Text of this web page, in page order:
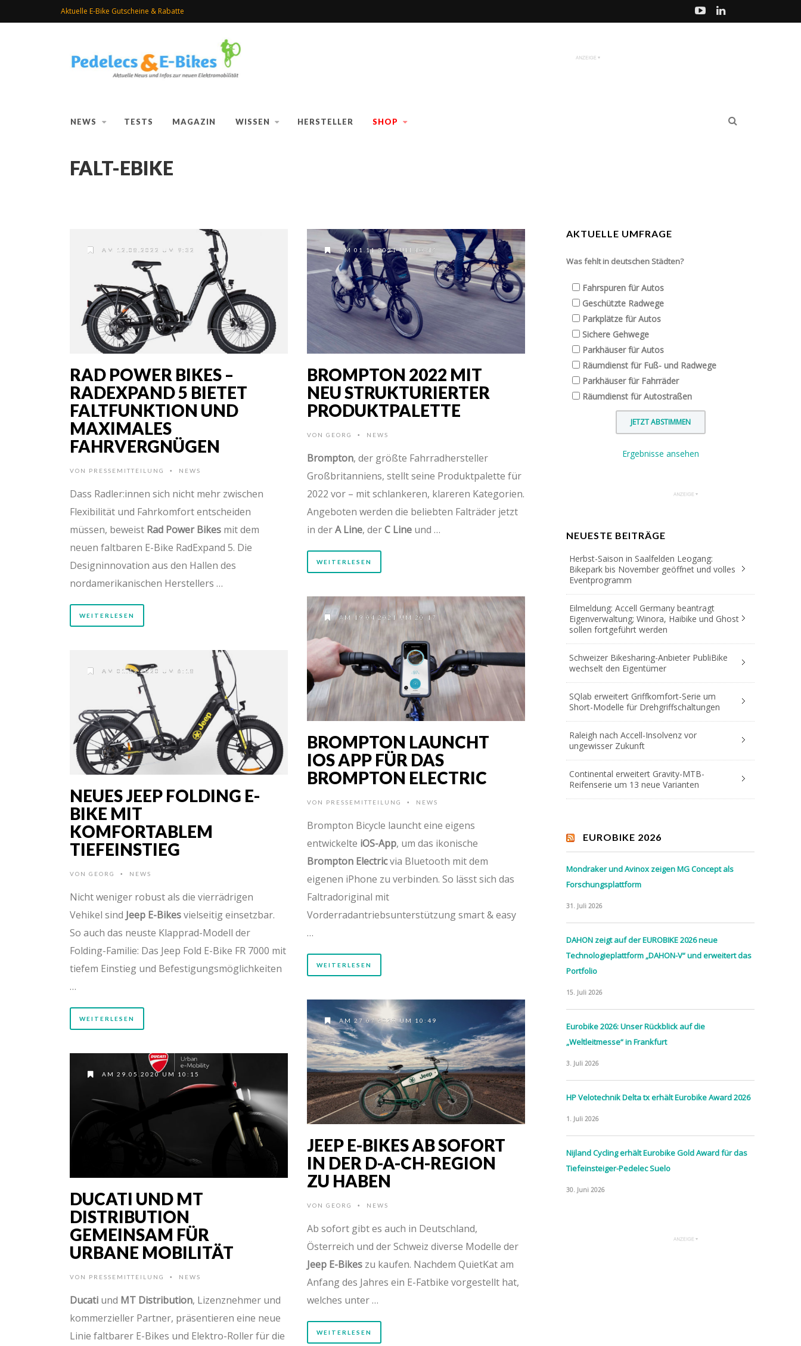
Aktuelle E-Bike Gutscheine & Rabatte
NEWS TESTS MAGAZIN WISSEN HERSTELLER SHOP
FALT-EBIKE
AM 12.08.2022 UM 9:32
RAD POWER BIKES –
RADEXPAND 5 BIETET
FALTFUNKTION UND
MAXIMALES
FAHRVERGNÜGEN
VON PRESSEMITTEILUNG • NEWS
Dass Radler:innen sich nicht mehr zwischen
Flexibilität und Fahrkomfort entscheiden
müssen, beweist Rad Power Bikes mit dem
neuen faltbaren E-Bike RadExpand 5. Die
Designinnovation aus den Hallen des
nordamerikanischen Herstellers …
WEITERLESEN
AM 01.11.2021 UM 10:47
BROMPTON 2022 MIT
NEU STRUKTURIERTER
PRODUKTPALETTE
VON GEORG • NEWS
Brompton, der größte Fahrradhersteller
Großbritanniens, stellt seine Produktpalette für
2022 vor – mit schlankeren, klareren Kategorien.
Angeboten werden die beliebten Falträder jetzt
in derA Line, derC Line und …
WEITERLESEN
AM 19.04.2021 UM 20:17
BROMPTON LAUNCHT
IOS APP FÜR DAS
BROMPTON ELECTRIC
VON PRESSEMITTEILUNG • NEWS
Brompton Bicycle launcht eine eigens
entwickelte iOS-App, um das ikonische
Brompton Electricvia Bluetooth mit dem
eigenen iPhone zu verbinden. So lässt sich das
Faltradoriginal mit
Vorderradantriebsunterstützung smart & easy
…
WEITERLESEN
AM 01.12.2020 UM 6:18
NEUES JEEP FOLDING E-
BIKE MIT
KOMFORTABLEM
TIEFEINSTIEG
VON GEORG • NEWS
Nicht weniger robust als die vierrädrigen
Vehikel sind Jeep E-Bikesvielseitig einsetzbar.
So auch das neuste Klapprad-Modell der
Folding-Familie: Das Jeep Fold E-Bike FR 7000 mit
tiefem Einstieg und Befestigungsmöglichkeiten
…
WEITERLESEN AM 27.07.2020 UM 10:49
JEEP E-BIKES AB SOFORT
IN DER D-A-CH-REGION
ZU HABEN
VON GEORG • NEWS
Ab sofort gibt es auch in Deutschland,
Österreich und der Schweiz diverse Modelle der
Jeep E-Bikes zu kaufen. Nachdem QuietKat am
Anfang des Jahres ein E-Fatbike vorgestellt hat,
welches unter …
WEITERLESEN
AM 29.05.2020 UM 10:15
DUCATI UND MT
DISTRIBUTION
GEMEINSAM FÜR
URBANE MOBILITÄT
VON PRESSEMITTEILUNG • NEWS
Ducati und MT Distribution, Lizenznehmer und
kommerzieller Partner, präsentieren eine neue
Linie faltbarer E-Bikes und Elektro-Roller für die
AKTUELLE UMFRAGE
Was fehlt in deutschen Städten?
Fahrspuren für Autos
Geschützte Radwege
Parkplätze für Autos
Sichere Gehwege
Parkhäuser für Autos
Räumdienst für Fuß- und Radwege
Parkhäuser für Fahrräder
Räumdienst für Autostraßen
Ergebnisse ansehen
NEUESTE BEITRÄGE
Herbst-Saison in Saalfelden Leogang:
Bikepark bis November geöffnet und volles
Eventprogramm
Eilmeldung: Accell Germany beantragt
Eigenverwaltung; Winora, Haibike und Ghost
sollen fortgeführt werden
Schweizer Bikesharing-Anbieter PubliBike
wechselt den Eigentümer
SQlab erweitert Griffkomfort-Serie um
Short-Modelle für Drehgriffschaltungen
Raleigh nach Accell-Insolvenz vor
ungewisser Zukunft
Continental erweitert Gravity-MTB-
Reifenserie um 13 neue Varianten
EUROBIKE 2026
Mondraker und Avinox zeigen MG Concept als
Forschungsplattform
31. Juli 2026
DAHON zeigt auf der EUROBIKE 2026 neue
Technologieplattform „DAHON-V“ und erweitert das
Portfolio
15. Juli 2026
Eurobike 2026: Unser Rückblick auf die
„Weltleitmesse“ in Frankfurt
3. Juli 2026
HP Velotechnik Delta tx erhält Eurobike Award 2026
1. Juli 2026
Nijland Cycling erhält Eurobike Gold Award für das
Tiefeinsteiger-Pedelec Suelo
30. Juni 2026